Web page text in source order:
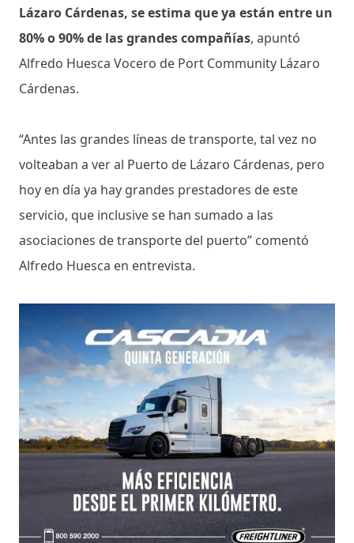
Lázaro Cárdenas, se estima que ya están entre un
80% o 90% de las grandes compañías, apuntó
Alfredo Huesca Vocero de Port Community Lázaro
Cárdenas.
“Antes las grandes líneas de transporte, tal vez no
volteaban a ver al Puerto de Lázaro Cárdenas, pero
hoy en día ya hay grandes prestadores de este
servicio, que inclusive se han sumado a las
asociaciones de transporte del puerto” comentó
Alfredo Huesca en entrevista.